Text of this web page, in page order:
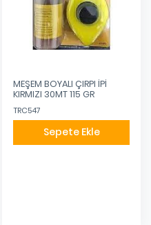
MEŞEM BOYALI ÇIRPI İPİ
KIRMIZI 30MT 115 GR
TRC547
Sepete Ekle